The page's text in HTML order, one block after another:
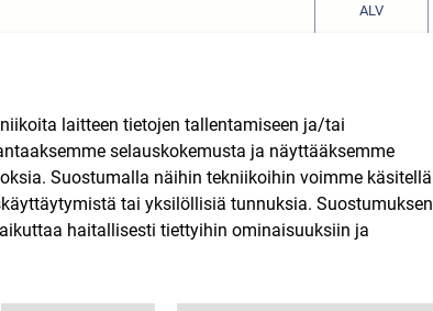
ALV
myös
laitteen tietojen tallentamiseen ja/tai
selauskokemusta ja näyttääksemme
Suostumalla näihin tekniikoihin voimme käsitellä
tai yksilöllisiä tunnuksia. Suostumuksen
haitallisesti tiettyihin ominaisuuksiin ja